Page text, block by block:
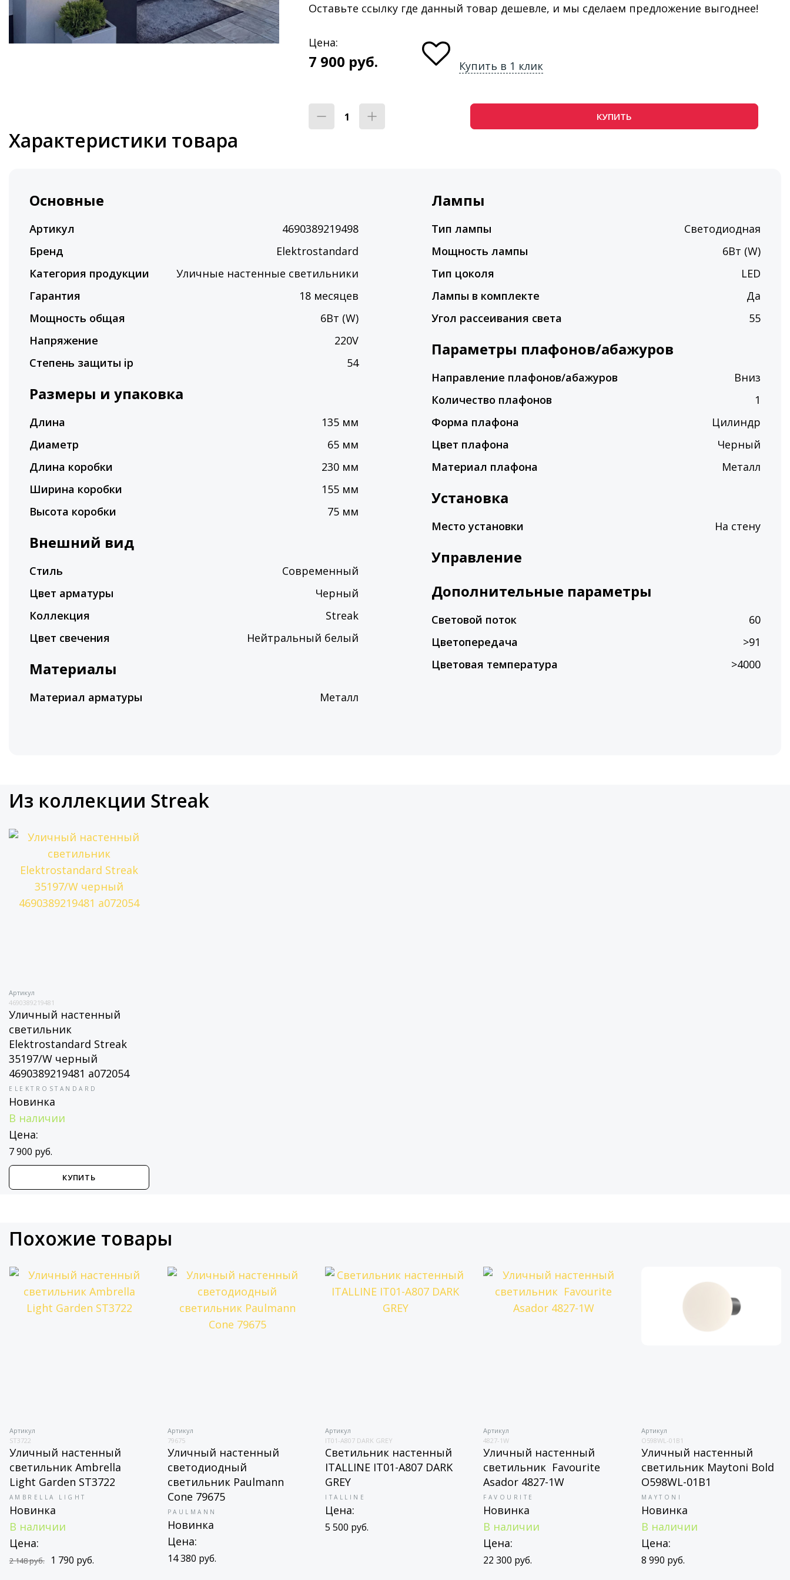
Оставьте ссылку где данный товар дешевле, и мы сделаем предложение выгоднее!
Цена:
7 900 руб. Купить в 1 клик
КУПИТЬ
Характеристики товара
Основные
Артикул
4690389219498
Бренд
Elektrostandard
Категория продукции
Уличные настенные светильники
Гарантия
18 месяцев
Мощность общая
6Вт (W)
Напряжение
220V
Степень защиты ip
54
Размеры и упаковка
Длина
135 мм
Диаметр
65 мм
Длина коробки
230 мм
Ширина коробки
155 мм
Высота коробки
75 мм
Внешний вид
Стиль
Современный
Цвет арматуры
Черный
Коллекция
Streak
Цвет свечения
Нейтральный белый
Материалы
Материал арматуры Металл
Лампы
Тип лампы
Светодиодная
Мощность лампы
6Вт (W)
Тип цоколя
LED
Лампы в комплекте
Да
Угол рассеивания света
55
Параметры плафонов/абажуров
Направление плафонов/абажуров
Вниз
Количество плафонов
1
Форма плафона
Цилиндр
Цвет плафона
Черный
Материал плафона
Металл
Установка
Место установки На стену
Управление
Дополнительные параметры
Световой поток
60
Цветопередача
>91
Цветовая температура
>4000
Из коллекции Streak
Артикул
4690389219481
Уличный настенный
светильник
Elektrostandard Streak
35197/W черный
4690389219481 a072054
ELEKTROSTANDARD
Новинка
В наличии
Цена:
7 900 руб.
КУПИТЬ
Похожие товары
Артикул
ST3722
Уличный настенный
светильник Ambrella
Light Garden ST3722
AMBRELLA LIGHT
Новинка
В наличии
Цена:
2 148 руб. 1 790 руб.
Артикул
79675
Уличный настенный
светодиодный
светильник Paulmann
Cone 79675
PAULMANN
Новинка
Цена:
14 380 руб.
Артикул
IT01-A807 DARK GREY
Светильник настенный
ITALLINE IT01-A807 DARK
GREY
ITALLINE
Цена:
5 500 руб.
Артикул
4827-1W
Уличный настенный
светильник Favourite
Asador 4827-1W
FAVOURITE
Новинка
В наличии
Цена:
22 300 руб.
Артикул
O598WL-01B1
Уличный настенный
светильник Maytoni Bold
O598WL-01B1
MAYTONI
Новинка
В наличии
Цена:
8 990 руб.